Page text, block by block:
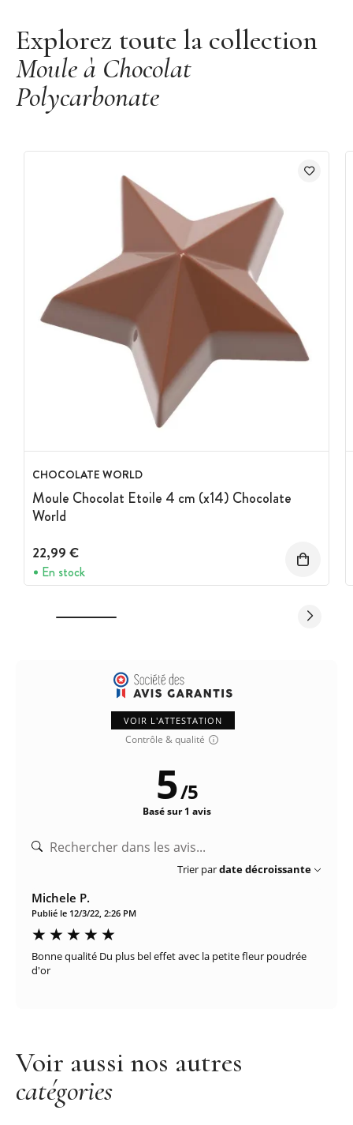
Explorez toute la collection
Moule à Chocolat
Polycarbonate
CHOCOLATE WORLD
Moule Chocolat Etoile 4 cm (x14) Chocolate
World
22,99 €
En stock
VOIR L'ATTESTATION
Contrôle & qualité
5/5
Basé sur 1 avis
Trier pardate décroissante
Michele P.
Publié le 12/3/22, 2:26 PM
Bonne qualité Du plus bel effet avec la petite fleur poudrée
d'or
Voir aussi nos autres
catégories